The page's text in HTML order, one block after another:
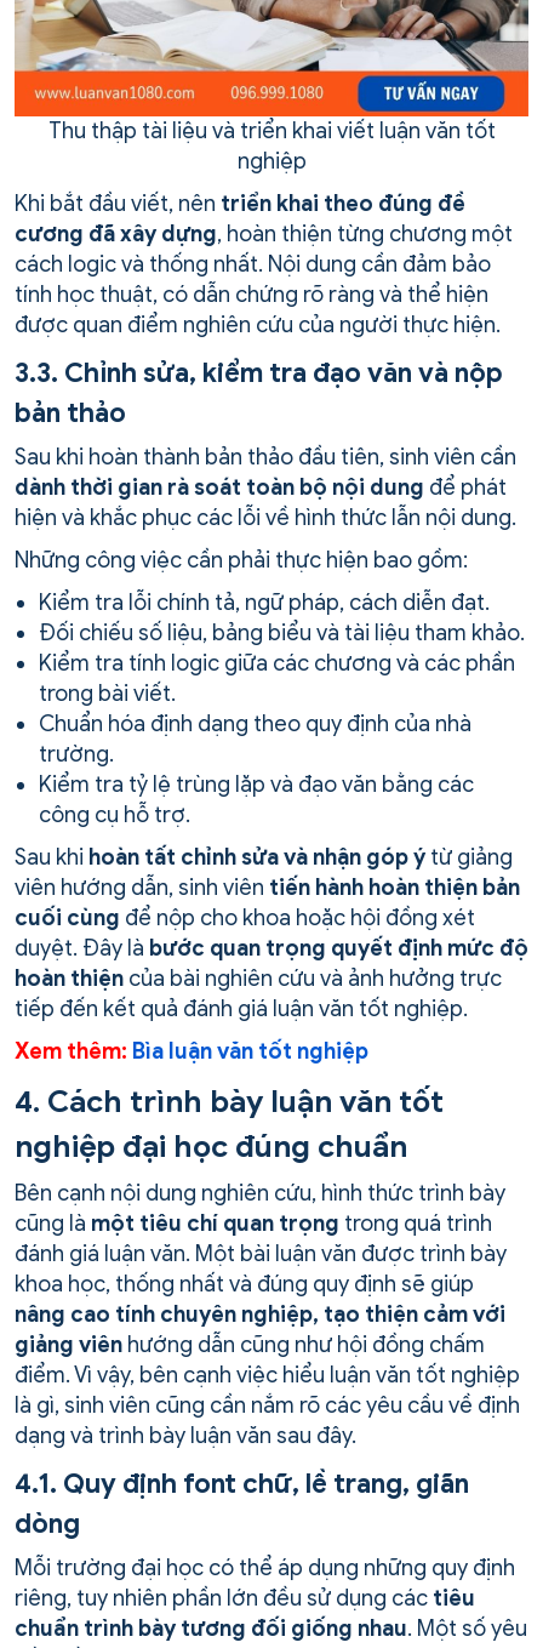
Thu thập tài liệu và triển khai viết luận văn tốt
nghiệp
Khi bắt đầu viết, nên triển khai theo đúng đề
cương đã xây dựng, hoàn thiện từng chương một
cách logic và thống nhất. Nội dung cần đảm bảo
tính học thuật, có dẫn chứng rõ ràng và thể hiện
được quan điểm nghiên cứu của người thực hiện.
3.3. Chỉnh sửa, kiểm tra đạo văn và nộp
bản thảo
Sau khi hoàn thành bản thảo đầu tiên, sinh viên cần
dành thời gian rà soát toàn bộ nội dung để phát
hiện và khắc phục các lỗi về hình thức lẫn nội dung.
Những công việc cần phải thực hiện bao gồm:
Kiểm tra lỗi chính tả, ngữ pháp, cách diễn đạt.
Đối chiếu số liệu, bảng biểu và tài liệu tham khảo.
Kiểm tra tính logic giữa các chương và các phần
trong bài viết.
Chuẩn hóa định dạng theo quy định của nhà
trường.
Kiểm tra tỷ lệ trùng lặp và đạo văn bằng các
công cụ hỗ trợ.
Sau khi hoàn tất chỉnh sửa và nhận góp ý từ giảng
viên hướng dẫn, sinh viên tiến hành hoàn thiện bản
cuối cùng để nộp cho khoa hoặc hội đồng xét
duyệt. Đây là bước quan trọng quyết định mức độ
hoàn thiện của bài nghiên cứu và ảnh hưởng trực
tiếp đến kết quả đánh giá luận văn tốt nghiệp.
Xem thêm: Bìa luận văn tốt nghiệp
4. Cách trình bày luận văn tốt
nghiệp đại học đúng chuẩn
Bên cạnh nội dung nghiên cứu, hình thức trình bày
cũng là một tiêu chí quan trọng trong quá trình
đánh giá luận văn. Một bài luận văn được trình bày
khoa học, thống nhất và đúng quy định sẽ giúp
nâng cao tính chuyên nghiệp, tạo thiện cảm với
giảng viên hướng dẫn cũng như hội đồng chấm
điểm. Vì vậy, bên cạnh việc hiểu luận văn tốt nghiệp
là gì, sinh viên cũng cần nắm rõ các yêu cầu về định
dạng và trình bày luận văn sau đây.
4.1. Quy định font chữ, lề trang, giãn
dòng
Mỗi trường đại học có thể áp dụng những quy định
riêng, tuy nhiên phần lớn đều sử dụng các tiêu
chuẩn trình bày tương đối giống nhau. Một số yêu